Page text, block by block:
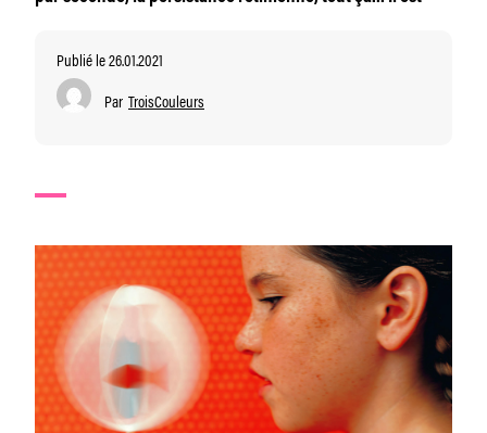
Publié le 26.01.2021
Par TroisCouleurs